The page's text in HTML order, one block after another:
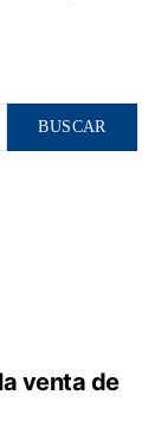
BUSCAR
venta de